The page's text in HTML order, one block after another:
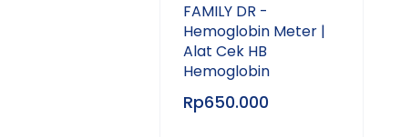
FAMILY DR -
Hemoglobin Meter |
Alat Cek HB
Hemoglobin
Rp650.000